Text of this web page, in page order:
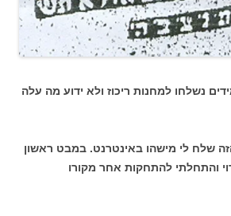
נשלחו למחנות ריכוז ולא ידוע מה עלה
שלח לי מישהו באינטרנט. במבט ראשון
והתחלתי להתחקות אחר מקורו